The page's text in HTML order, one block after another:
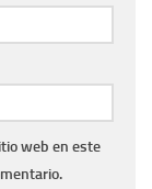
web en este